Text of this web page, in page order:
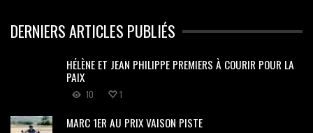
DERNIERS ARTICLES PUBLIÉS
HÉLÈNE ET JEAN PHILIPPE PREMIERS À COURIR POUR LA
PAIX
10 1
MARC 1ER AU PRIX VAISON PISTE